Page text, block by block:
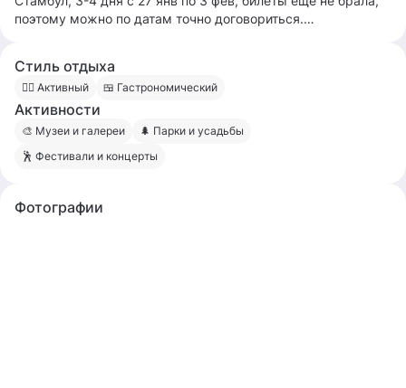
поэтому можно по датам точно договориться.
смотреть достопримечательности. Вылет из москвы. С
удовольствием встречусь офф лайн в москве перед
вылетом.
завтраки (очень люблю снимать квартиры с кухней - у
Стиль отдыха
🧍‍♀️ Активный 🍱 Гастрономический
Активности
🎨 Музеи и галереи
🌲 Парки и усадьбы
🕺 Фестивали и концерты
Фотографии